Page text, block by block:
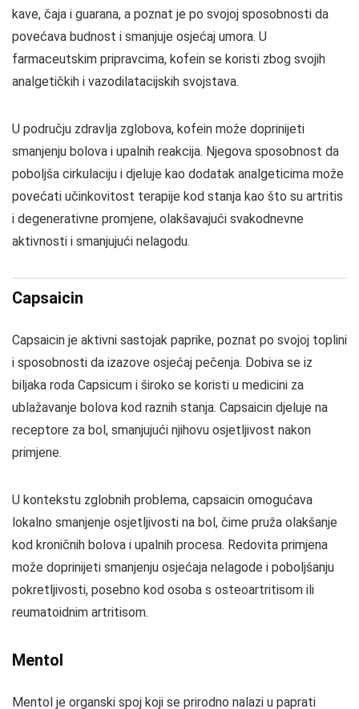
kave, čaja i guarana, a poznat je po svojoj sposobnosti da
povećava budnost i smanjuje osjećaj umora. U
farmaceutskim pripravcima, kofein se koristi zbog svojih
analgetičkih i vazodilatacijskih svojstava.
U području zdravlja zglobova, kofein može doprinijeti
smanjenju bolova i upalnih reakcija. Njegova sposobnost da
poboljša cirkulaciju i djeluje kao dodatak analgeticima može
povećati učinkovitost terapije kod stanja kao što su artritis
i degenerativne promjene, olakšavajući svakodnevne
aktivnosti i smanjujući nelagodu.
Capsaicin
Capsaicin je aktivni sastojak paprike, poznat po svojoj toplini
i sposobnosti da izazove osjećaj pečenja. Dobiva se iz
biljaka roda Capsicum i široko se koristi u medicini za
ublažavanje bolova kod raznih stanja. Capsaicin djeluje na
receptore za bol, smanjujući njihovu osjetljivost nakon
primjene.
U kontekstu zglobnih problema, capsaicin omogućava
lokalno smanjenje osjetljivosti na bol, čime pruža olakšanje
kod kroničnih bolova i upalnih procesa. Redovita primjena
može doprinijeti smanjenju osjećaja nelagode i poboljšanju
pokretljivosti, posebno kod osoba s osteoartritisom ili
reumatoidnim artritisom.
Mentol
Mentol je organski spoj koji se prirodno nalazi u paprati